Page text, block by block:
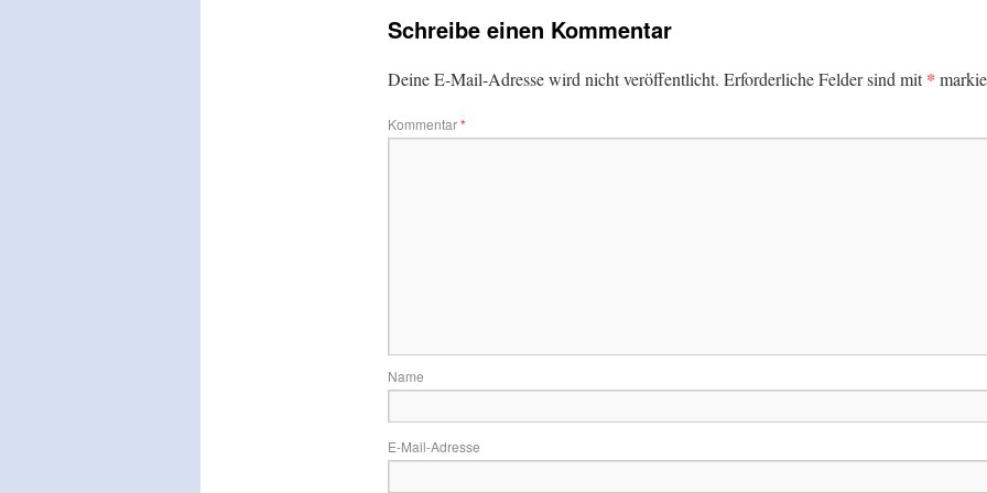
Schreibe einen Kommentar
Deine E-Mail-Adresse wird nicht veröffentlicht. Erforderliche Felder sind mit*
Kommentar*
Name
E-Mail-Adresse